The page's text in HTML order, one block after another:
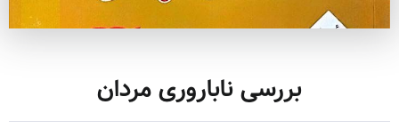
بررسی ناباروری مردان